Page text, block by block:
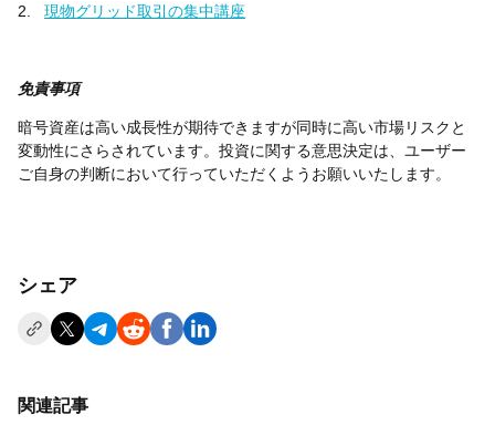
2. 現物グリッド取引の集中講座
免責事項
暗号資産は高い成長性が期待できますが同時に高い市場リスクと
変動性にさらされています。投資に関する意思決定は、ユーザー
ご自身の判断において行っていただくようお願いいたします。
シェア
関連記事